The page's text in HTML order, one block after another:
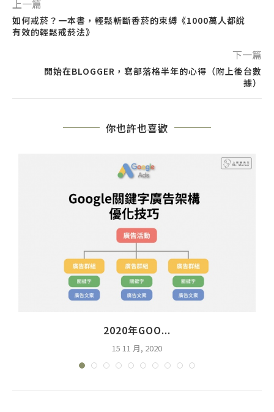
上一篇
如何戒菸？一本書，輕鬆斬斷香菸的束縛《1000萬人都說
有效的輕鬆戒菸法》
下一篇
開始在BLOGGER，寫部落格半年的心得（附上後台數
據）
你也許也喜歡
2020年GOO...
15 11 月, 2020